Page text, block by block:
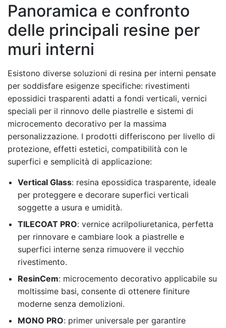
Panoramica e confronto
delle principali resine per
muri interni
Esistono diverse soluzioni di resina per interni pensate
per soddisfare esigenze specifiche: rivestimenti
epossidici trasparenti adatti a fondi verticali, vernici
speciali per il rinnovo delle piastrelle e sistemi di
microcemento decorativo per la massima
personalizzazione. I prodotti differiscono per livello di
protezione, effetti estetici, compatibilità con le
superfici e semplicità di applicazione:
Vertical Glass: resina epossidica trasparente, ideale
per proteggere e decorare superfici verticali
soggette a usura e umidità.
TILECOAT PRO: vernice acrilpoliuretanica, perfetta
per rinnovare e cambiare look a piastrelle e
superfici interne senza rimuovere il vecchio
rivestimento.
ResinCem: microcemento decorativo applicabile su
moltissime basi, consente di ottenere finiture
moderne senza demolizioni.
MONO PRO: primer universale per garantire